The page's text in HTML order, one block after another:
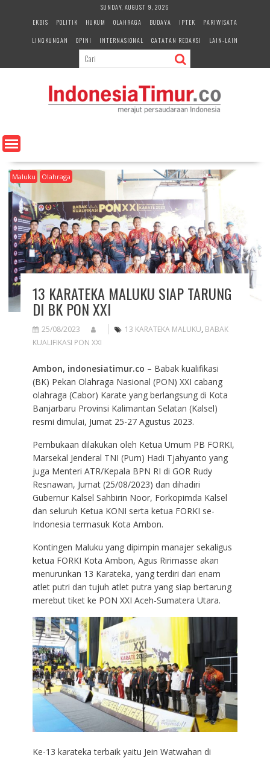
e
n
SUNDAY, AUGUST 9, 2026
EKBIS
POLITIK HUKUM OLAHRAGA BUDAYA IPTEK
PARIWISATA
LINGKUNGAN
OPINI INTERNASIONAL CATATAN REDAKSI LAIN-LAIN
Maluku Olahraga
13 KARATEKA MALUKU SIAP TARUNG
DI BK PON XXI
25/08/2023 13 KARATEKA MALUKU, BABAK
KUALIFIKASI PON XXI
Ambon, indonesiatimur.co – Babak kualifikasi
(BK) Pekan Olahraga Nasional (PON) XXI cabang
olahraga (Cabor) Karate yang berlangsung di Kota
Banjarbaru Provinsi Kalimantan Selatan (Kalsel)
resmi dimulai, Jumat 25-27 Agustus 2023.
Pembukaan dilakukan oleh Ketua Umum PB FORKI,
Marsekal Jenderal TNI (Purn) Hadi Tjahyanto yang
juga Menteri ATR/Kepala BPN RI di GOR Rudy
Resnawan, Jumat (25/08/2023) dan dihadiri
Gubernur Kalsel Sahbirin Noor, Forkopimda Kalsel
dan seluruh Ketua KONI serta ketua FORKI se-
Indonesia termasuk Kota Ambon.
Kontingen Maluku yang dipimpin manajer sekaligus
ketua FORKI Kota Ambon, Agus Ririmasse akan
menurunkan 13 Karateka, yang terdiri dari enam
atlet putri dan tujuh atlet putra yang siap bertarung
merebut tiket ke PON XXI Aceh-Sumatera Utara.
Ke-13 karateka terbaik yaitu Jein Watwahan di